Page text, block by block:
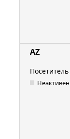
AZ
Посетитель
Неактивен